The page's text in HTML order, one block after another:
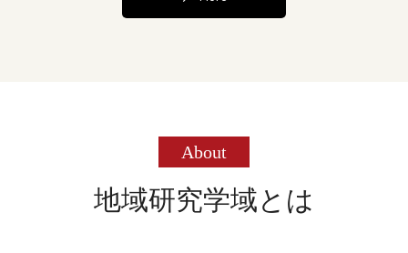
About
地域研究学域とは